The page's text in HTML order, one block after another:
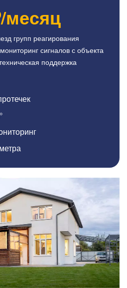
месяц
групп реагирования
сигналов с объекта
поддержка